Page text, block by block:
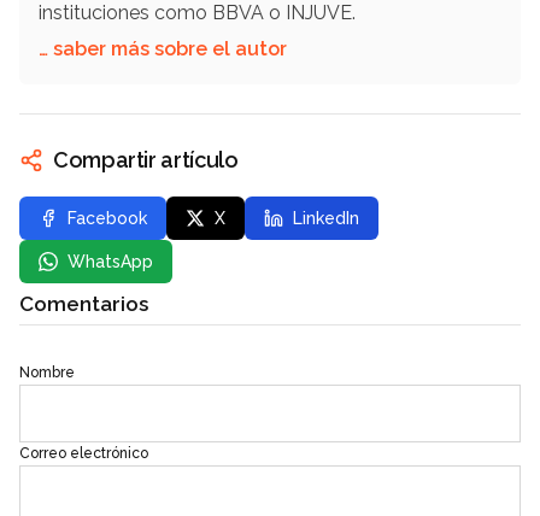
instituciones como BBVA o INJUVE.
… saber más sobre el autor
Compartir artículo
Facebook X LinkedIn
WhatsApp
Comentarios
Nombre
Correo electrónico